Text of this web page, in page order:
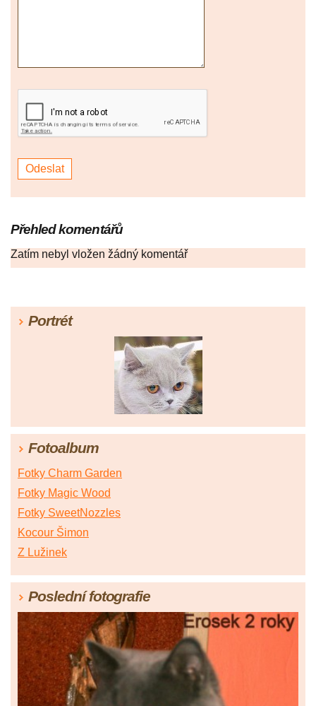
Přehled komentářů
Zatím nebyl vložen žádný komentář
Portrét
Fotoalbum
Fotky Charm Garden
Fotky Magic Wood
Fotky SweetNozzles
Kocour Šimon
Z Lužinek
Poslední fotografie